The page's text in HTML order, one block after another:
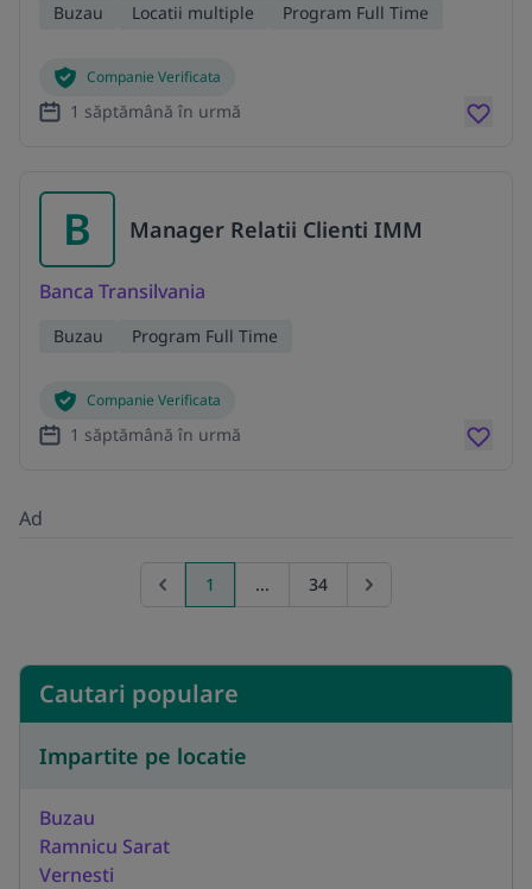
Buzau Locatii multiple Program Full Time
Companie Verificata
1 săptămână în urmă
B Manager Relatii Clienti IMM
Banca Transilvania
Buzau Program Full Time
Companie Verificata
1 săptămână în urmă
Ad
Previous page
1 ... 34 Go to next page
Cautari populare
Impartite pe locatie
Buzau
Ramnicu Sarat
Vernesti